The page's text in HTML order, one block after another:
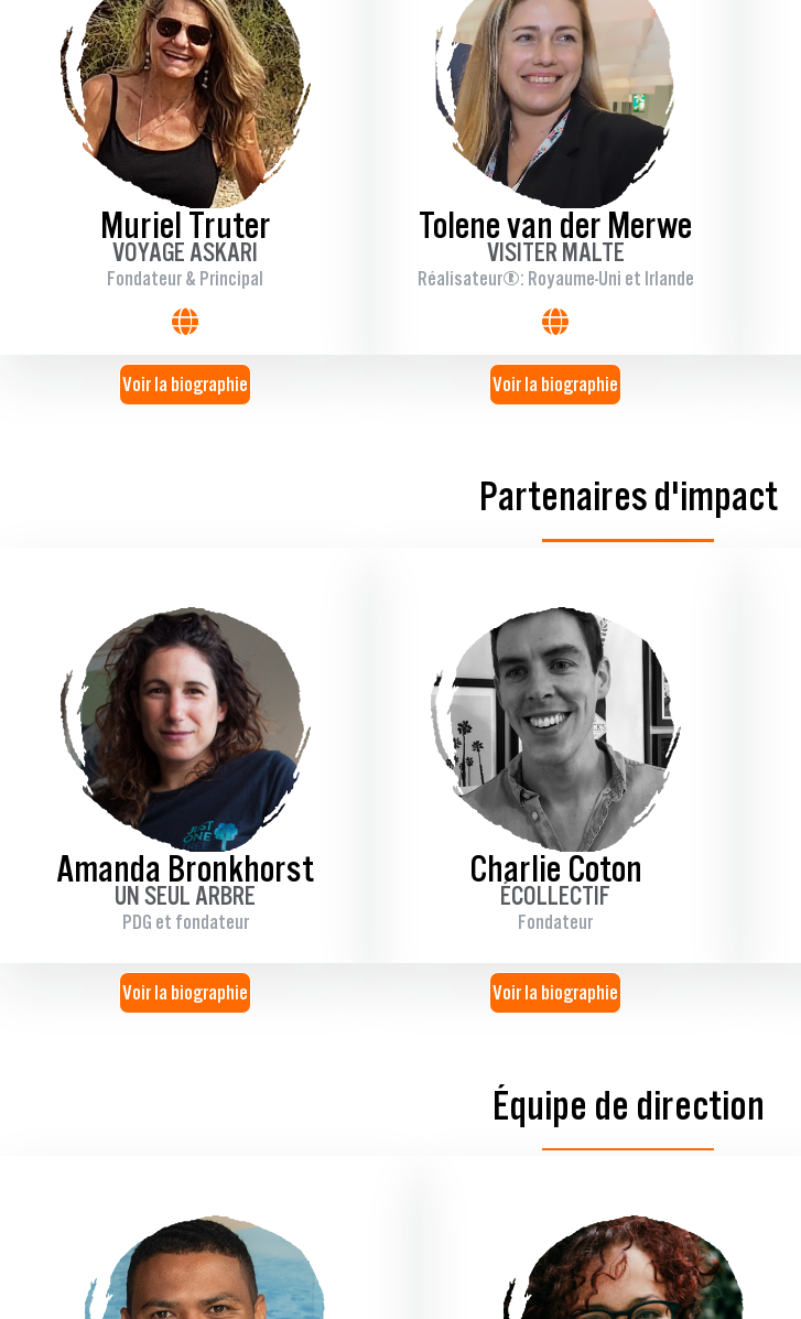
Muriel Truter
VOYAGE ASKARI
Fondateur & Principal
Voir la biographie
Tolene van der Merwe
VISITER MALTE
Réalisateur : Royaume-Uni et Irlande
Voir la biographie
Partenaires d'impact
Amanda Bronkhorst
UN SEUL ARBRE
PDG et fondateur
Voir la biographie
Charlie Coton
ÉCOLLECTIF
Fondateur
Voir la biographie
Équipe de direction